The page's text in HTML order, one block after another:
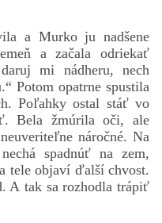
ju nadšene
a začala odriekať
mi nádheru, nech
Potom opatrne spustila
Poľahky ostal stáť vo
Bela žmúrila oči, ale
náročné. Na
spadnúť na zem,
tele objaví ďalší chvost.
A tak sa rozhodla trápiť